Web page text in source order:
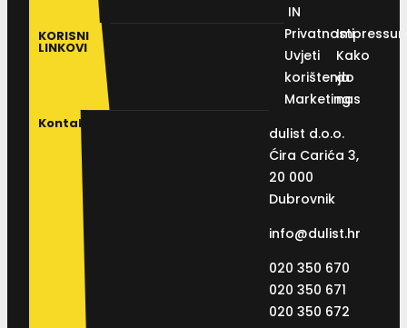
IN
KORISNI
LINKOVI
Privatnosti
Uvjeti
korištenja
Marketing
Kako
do
nas
Kontakt
dulist d.o.o.
Ćira Carića 3,
20 000
Dubrovnik
info@dulist.hr
020 350 670
020 350 671
020 350 672